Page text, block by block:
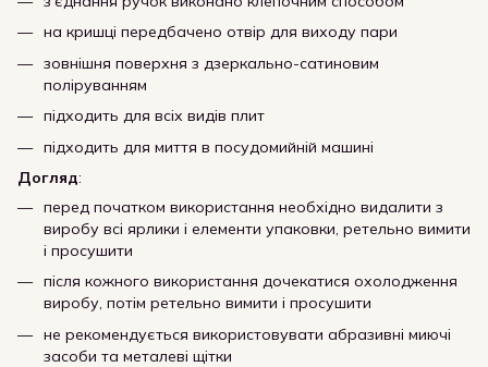
на кришці передбачено отвір для виходу пари
зовнішня поверхня з дзеркально-сатиновим
поліруванням
підходить для всіх видів плит
підходить для миття в посудомийній машині
Догляд:
перед початком використання необхідно видалити з
виробу всі ярлики і елементи упаковки, ретельно вимити
і просушити
після кожного використання дочекатися охолодження
виробу, потім ретельно вимити і просушити
не рекомендується використовувати абразивні миючі
засоби та металеві щітки